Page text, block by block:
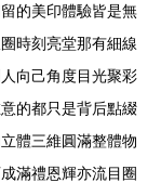
的美印體驗皆是無
時刻亮堂那有細線
向己角度目光聚彩
的都只是背后點綴
體三維圓滿整體物
滿禮恩輝亦流目圈